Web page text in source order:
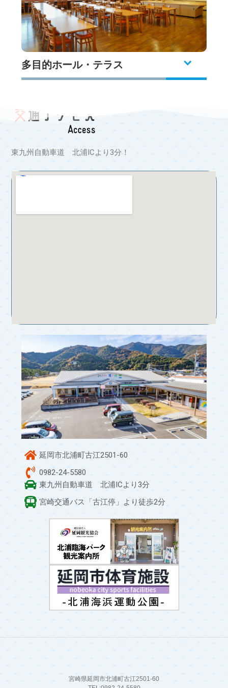
多目的ホール・テラス
東九州自動車道 北浦ICより3分！
延岡市北浦町古江2501-60
0982-24-5580
東九州自動車道 北浦ICより3分
宮崎交通バス「古江停」より徒歩2分
宮崎県延岡市北浦町古江2501-60